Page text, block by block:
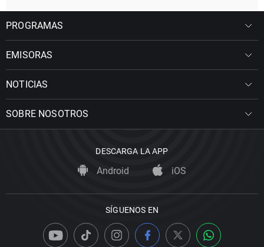
PROGRAMAS
EMISORAS
NOTICIAS
SOBRE NOSOTROS
DESCARGA LA APP
Android iOS
SÍGUENOS EN